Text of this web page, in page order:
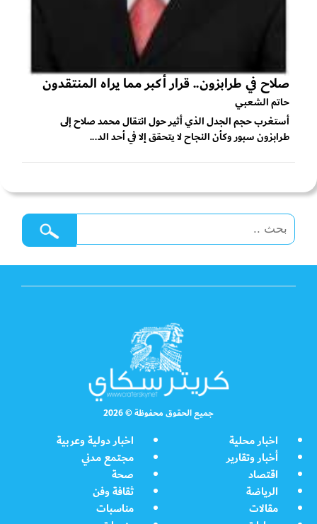
صلاح في طرابزون.. قرار أكبر مما يراه المنتقدون
حاتم الشعبي
أستغرب حجم الجدل الذي أثير حول انتقال محمد صلاح إلى
طرابزون سبور وكأن النجاح لا يتحقق إلا في أحد الد...
جميع الحقوق محفوظة © 2026
اخبار محلية
اخبار دولية وعربية
أخبار وتقارير
مجتمع مدني
اقتصاد
صحة
الرياضة
ثقافة وفن
مقالات
مناسبات